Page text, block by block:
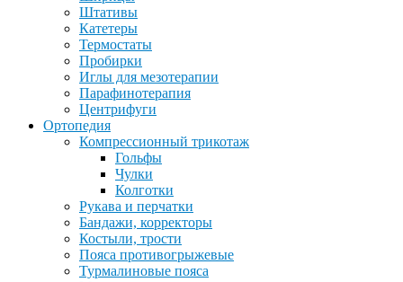
Штативы
Катетеры
Термостаты
Пробирки
Иглы для мезотерапии
Парафинотерапия
Центрифуги
Ортопедия
Компрессионный трикотаж
Гольфы
Чулки
Колготки
Рукава и перчатки
Бандажи, корректоры
Костыли, трости
Пояса противогрыжевые
Турмалиновые пояса